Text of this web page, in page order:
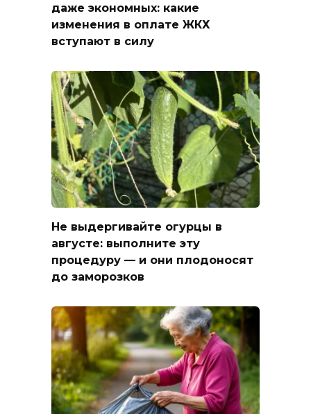
даже экономных: какие
изменения в оплате ЖКХ
вступают в силу
Не выдергивайте огурцы в
августе: выполните эту
процедуру — и они плодоносят
до заморозков